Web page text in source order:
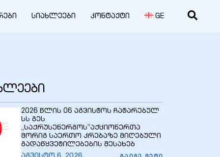
სიახლეები კონტაქტი GE
2026 წლის 06 აგვისტოს ჩატარებულ
სს გეს
,,საქრუსენერგოს”აქციონერთა
მორიგ საერთო კრებაზე მიღებული
გადაწყვეტილებების შესახებ